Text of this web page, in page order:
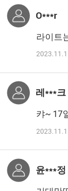
O***r
라이트
레***크
캬~ 17
윤***정